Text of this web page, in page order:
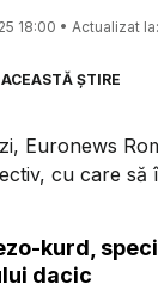
18:00 • Actualizat la:
ȘTIRE
Euronews
cu care să
kurd,
dacic